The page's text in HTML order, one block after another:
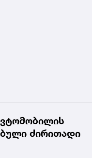
ძირითადი